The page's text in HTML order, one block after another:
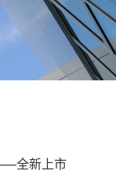
全新上市